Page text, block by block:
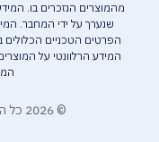
מהמוצרים הנזכרים בו.
שנערך על ידי המחבר.
הפרטים הטכניים הכלולים
המידע הרלוונטי על
© 2026 כל הזכויות שמורות לאלקטרי צ׳ארג׳